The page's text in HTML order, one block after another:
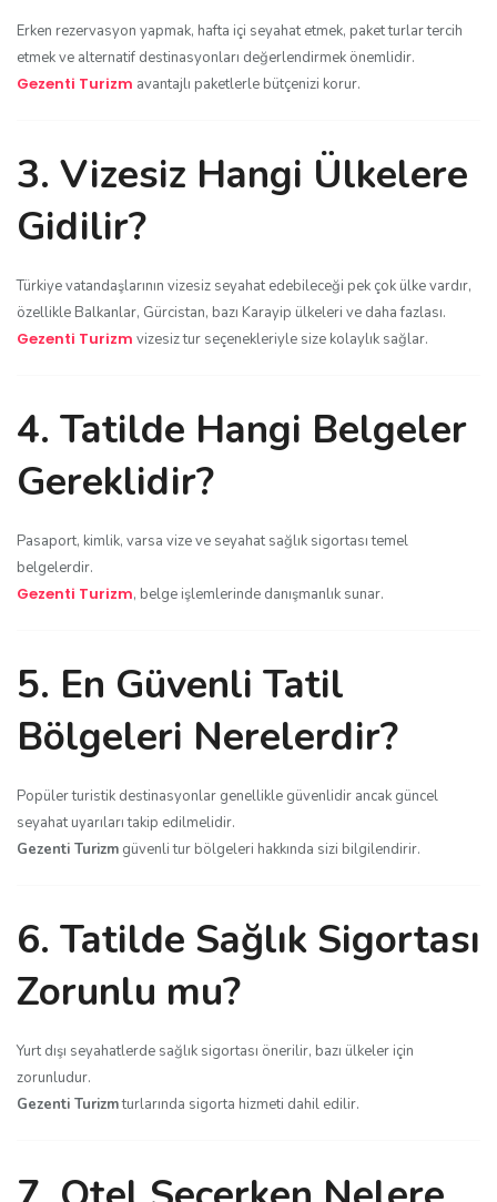
Erken rezervasyon yapmak, hafta içi seyahat etmek, paket turlar tercih
etmek ve alternatif destinasyonları değerlendirmek önemlidir.
Gezenti Turizm avantajlı paketlerle bütçenizi korur.
3. Vizesiz Hangi Ülkelere
Gidilir?
Türkiye vatandaşlarının vizesiz seyahat edebileceği pek çok ülke vardır,
özellikle Balkanlar, Gürcistan, bazı Karayip ülkeleri ve daha fazlası.
Gezenti Turizm vizesiz tur seçenekleriyle size kolaylık sağlar.
4. Tatilde Hangi Belgeler
Gereklidir?
Pasaport, kimlik, varsa vize ve seyahat sağlık sigortası temel
belgelerdir.
Gezenti Turizm, belge işlemlerinde danışmanlık sunar.
5. En Güvenli Tatil
Bölgeleri Nerelerdir?
Popüler turistik destinasyonlar genellikle güvenlidir ancak güncel
seyahat uyarıları takip edilmelidir.
Gezenti Turizm güvenli tur bölgeleri hakkında sizi bilgilendirir.
6. Tatilde Sağlık Sigortası
Zorunlu mu?
Yurt dışı seyahatlerde sağlık sigortası önerilir, bazı ülkeler için
zorunludur.
Gezenti Turizmturlarında sigorta hizmeti dahil edilir.